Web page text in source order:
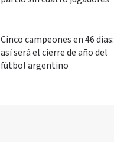
Cinco campeones en 46 días:
así será el cierre de año del
fútbol argentino